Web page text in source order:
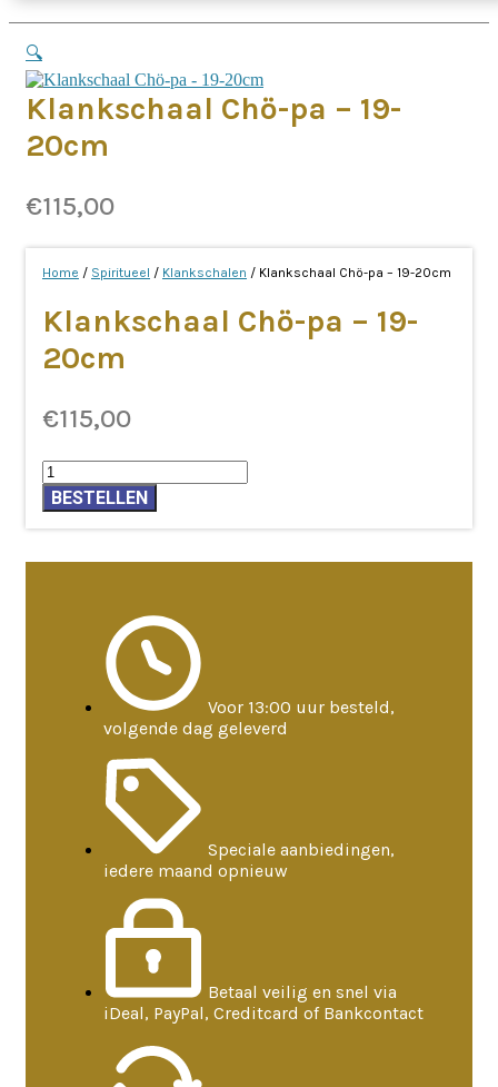
🔍
Klankschaal Chö-pa – 19-
20cm
€115,00
Home / Spiritueel / Klankschalen / Klankschaal Chö-pa – 19-20cm
Klankschaal Chö-pa – 19-
20cm
€115,00
Klankschaal
Chö-
pa
-
BESTELLEN
Voor 13:00 uur besteld,
volgende dag geleverd
Speciale aanbiedingen,
iedere maand opnieuw
Betaal veilig en snel via
iDeal, PayPal, Creditcard of Bankcontact